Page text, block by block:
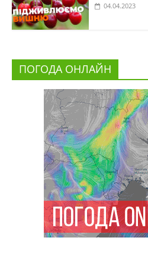
04.04.2023
ПОГОДА ОНЛАЙН